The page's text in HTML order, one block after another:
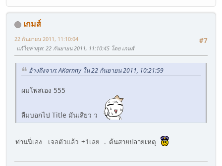
เกมส์
#7
22 กันยายน 2011, 11:10:04
แก้ไขล่าสุด: 22 กันยายน 2011, 11:10:45 โดย เกมส์
อ้างถึงจาก: AKarnny ใน 22 กันยายน 2011, 10:21:59
ผมโพสเอง 555
ลืมบอกไป Title มันเสียว ว
ท่านนี่เอง เจอตัวแล้ว +1เลย . ต้นสายปลายเหตุ